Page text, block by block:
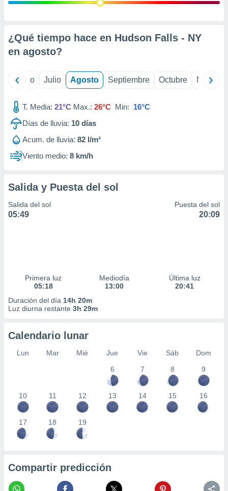
e
mediante
de
1199
¿Qué tiempo hace en Hudson Falls - NY
en agosto?
Junio Julio Agosto Septiembre Octubre
T. Media: 21°C Max.: 26°C Min: 16°C
Días de lluvia: 10 días
Acum. de lluvia: 82 l/m²
Viento medio: 8 km/h
Salida y Puesta del sol
Salida del sol
05:49
Puesta del sol
20:09
Primera luz
05:18
Mediodía
13:00
Última luz
20:41
Duración del día 14h 20m
Luz diurna restante 3h 29m
Calendario lunar
Lun Mar Mié Jue Vie Sáb
Dom
6
7 8 9
10 11 12 13 14 15 16
17 18 19
Compartir predicción